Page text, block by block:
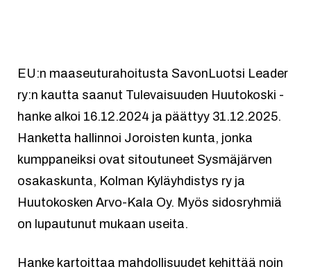
EU:n maaseuturahoitusta SavonLuotsi Leader
ry:n kautta saanut Tulevaisuuden Huutokoski -
hanke alkoi 16.12.2024 ja päättyy 31.12.2025.
Hanketta hallinnoi Joroisten kunta, jonka
kumppaneiksi ovat sitoutuneet Sysmäjärven
osakaskunta, Kolman Kyläyhdistys ry ja
Huutokosken Arvo-Kala Oy. Myös sidosryhmiä
on lupautunut mukaan useita.
Hanke kartoittaa mahdollisuudet kehittää noin